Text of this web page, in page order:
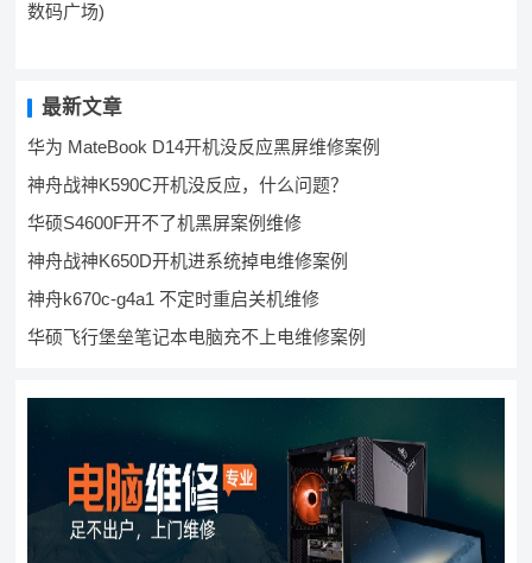
数码广场)
最新文章
华为 MateBook D14开机没反应黑屏维修案例
神舟战神K590C开机没反应，什么问题？
华硕S4600F开不了机黑屏案例维修
神舟战神K650D开机进系统掉电维修案例
神舟k670c-g4a1 不定时重启关机维修
华硕飞行堡垒笔记本电脑充不上电维修案例